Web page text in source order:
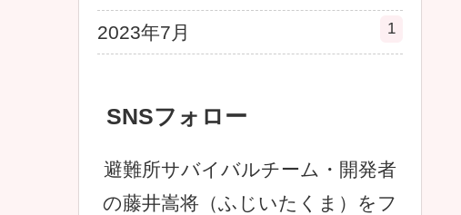
2023年7月 1
SNSフォロー
避難所サバイバルチーム・開発者
の藤井嵩将（ふじいたくま）をフ